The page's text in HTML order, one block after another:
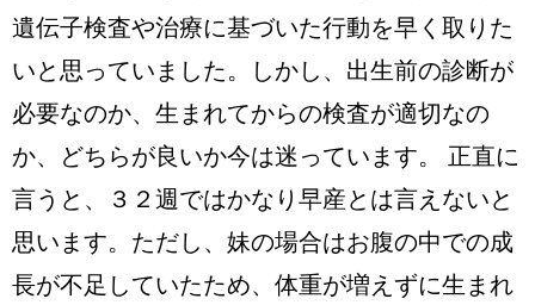
遺伝子検査や治療に基づいた行動を早く取りた
いと思っていました。しかし、出生前の診断が
必要なのか、生まれてからの検査が適切なの
か、どちらが良いか今は迷っています。 正直に
言うと、３２週ではかなり早産とは言えないと
思います。ただし、妹の場合はお腹の中での成
長が不足していたため、体重が増えずに生まれ